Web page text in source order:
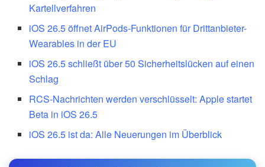
Kartellverfahren
iOS 26.5 öffnet AirPods-Funktionen für Drittanbieter-
Wearables in der EU
iOS 26.5 schließt über 50 Sicherheitslücken auf einen
Schlag
RCS-Nachrichten werden verschlüsselt: Apple startet
Beta in iOS 26.5
iOS 26.5 ist da: Alle Neuerungen im Überblick